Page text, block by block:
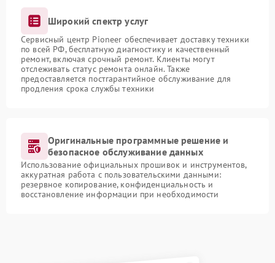
Широкий спектр услуг
Сервисный центр Pioneer обеспечивает доставку техники
по всей РФ, бесплатную диагностику и качественный
ремонт, включая срочный ремонт. Клиенты могут
отслеживать статус ремонта онлайн. Также
предоставляется постгарантийное обслуживание для
продления срока службы техники
Оригинальные программные решение и
безопасное обслуживание данных
Использование официальных прошивок и инструментов,
аккуратная работа с пользовательскими данными:
резервное копирование, конфиденциальность и
восстановление информации при необходимости